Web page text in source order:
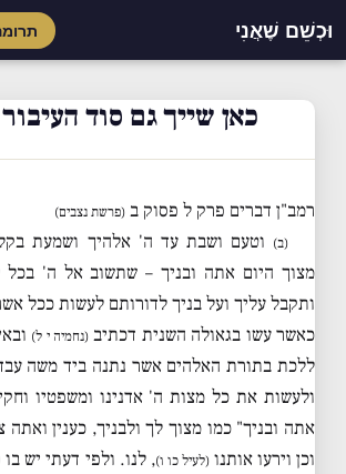
וּכְשֵׁם שֶׁאֲנִי
כאן שייך גם סוד
רמב"ן דברים פרק ל פסוק ב (פרשת נצבים)
(ב) וטעם ושבת עד ה' אלהיך ושמעת
מצוך היום אתה ובניך – שתשוב אל ה' בכל
ותקבל עליך ועל בניך לדורותם לעשות ככל
כאשר עשו בגאולה השנית דכתיב (נחמיה י ל)
ללכת בתורת האלהים אשר נתנה ביד משה
ולעשות את כל מצות ה' אדנינו ומשפטיו
אתה ובניך" כמו מצוך לך ולבניך, כענין ואתה
וכן וירעו אותנו(לעיל כו ו), לנו. ולפי דעתי יש בו